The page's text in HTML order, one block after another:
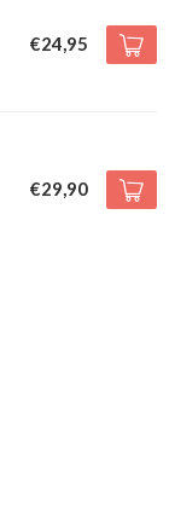
€24,95
€29,90